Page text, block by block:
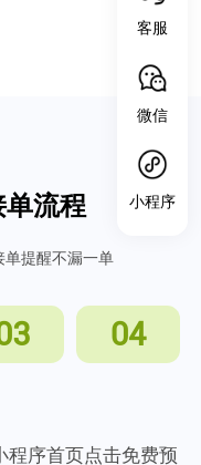
单流程
单提醒不漏一单
04
程序首页点击免费预
客服
微信
小程序